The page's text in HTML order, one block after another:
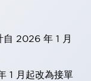
2026 年 1 月
1 月起改為接單